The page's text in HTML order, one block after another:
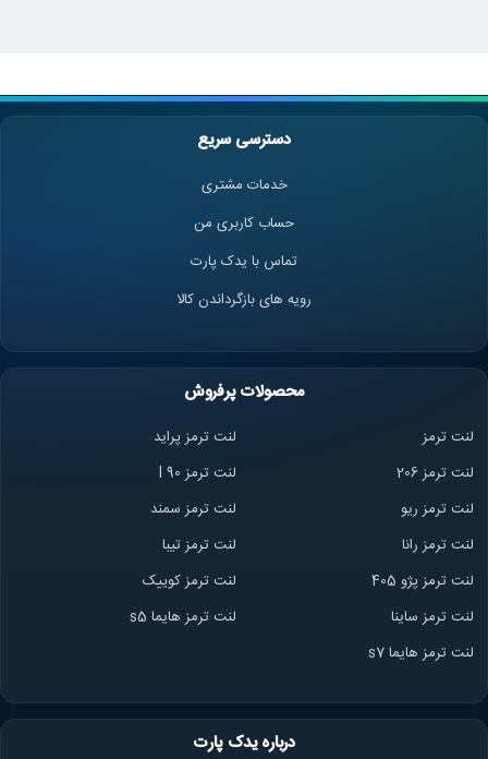
دسترسی سریع
خدمات مشتری
حساب کاربری من
تماس با یدک پارت
رویه های بازگرداندن کالا
محصولات پرفروش
لنت ترمز
لنت ترمز پراید
لنت ترمز 206
لنت ترمز l 90
لنت ترمز ریو
لنت ترمز سمند
لنت ترمز رانا
لنت ترمز تیبا
لنت ترمز پژو 405
لنت ترمز کوییک
لنت ترمز ساینا
لنت ترمز هایما s5
لنت ترمز هایما s7
درباره یدک پارت